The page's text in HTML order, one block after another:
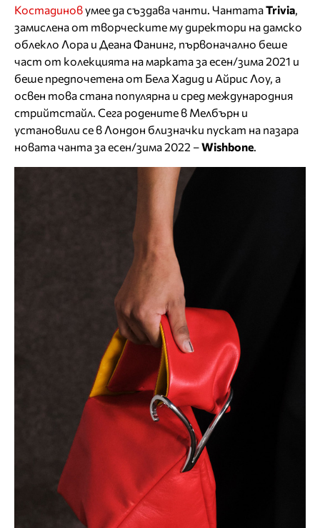
Костадиновумее да създава чанти. ЧантатаTrivia
замислена от творческите му директори на дамско
облекло Лора и Деана Фанинг, първоначално беше
част от колекцията на марката за есен/зима 2021 и
беше предпочетена от Бела Хадид и Айрис Лоу, а
освен това стана популярна и сред международния
стрийтстайл. Сега родените в Мелбърн и
установили се в Лондон близначки пускат на пазара
новата чанта за есен/зима 2022 –Wishbone